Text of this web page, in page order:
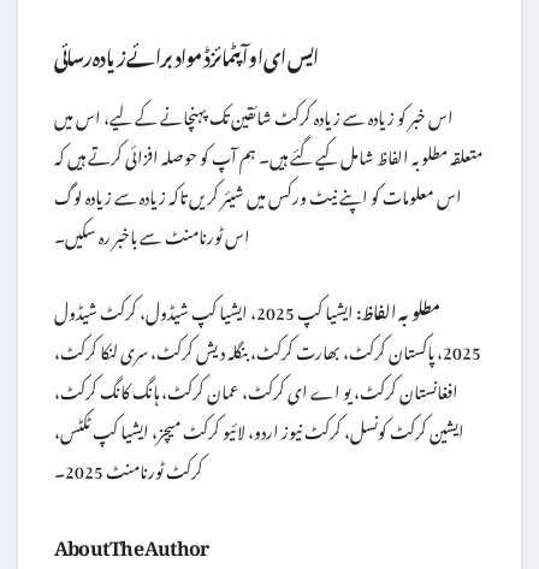
ایس ای او آپٹمائزڈ مواد برائے زیادہ رسائی
اس خبر کو زیادہ سے زیادہ کرکٹ شائقین تک پہنچانے کے لیے، اس میں
متعلقہ مطلوبہ الفاظ شامل کیے گئے ہیں۔ ہم آپ کو حوصلہ افزائی کرتے ہیں کہ
اس معلومات کو اپنے نیٹ ورکس میں شیئر کریں تاکہ زیادہ سے زیادہ لوگ
اس ٹورنامنٹ سے باخبر رہ سکیں۔
مطلوبہ الفاظ:
ایشیا کپ 2025، ایشیا کپ شیڈول، کرکٹ شیڈول
2025، پاکستان کرکٹ، بھارت کرکٹ، بنگلہ دیش کرکٹ، سری لنکا کرکٹ،
افغانستان کرکٹ، یو اے ای کرکٹ، عمان کرکٹ، ہانگ کانگ کرکٹ،
ایشین کرکٹ کونسل، کرکٹ نیوز اردو، لائیو کرکٹ میچز، ایشیا کپ ٹکٹس،
کرکٹ ٹورنامنٹ 2025۔
About The Author